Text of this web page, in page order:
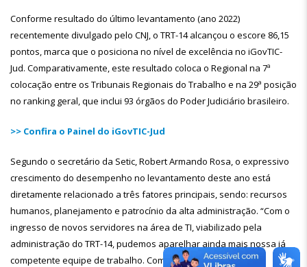
Conforme resultado do último levantamento (ano 2022)
recentemente divulgado pelo CNJ, o TRT-14 alcançou o escore 86,15
pontos, marca que o posiciona no nível de excelência no iGovTIC-
Jud. Comparativamente, este resultado coloca o Regional na 7ª
colocação entre os Tribunais Regionais do Trabalho e na 29ª posição
no ranking geral, que inclui 93 órgãos do Poder Judiciário brasileiro.
>> Confira o Painel do iGovTIC-Jud
Segundo o secretário da Setic, Robert Armando Rosa, o expressivo
crescimento do desempenho no levantamento deste ano está
diretamente relacionado a três fatores principais, sendo: recursos
humanos, planejamento e patrocínio da alta administração. “Com o
ingresso de novos servidores na área de TI, viabilizado pela
administração do TRT-14, pudemos aparelhar ainda mais nossa já
competente equipe de trabalho. Com esses novos recursos